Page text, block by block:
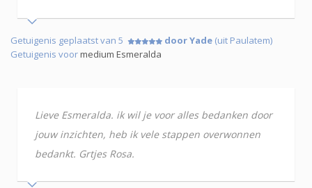
Getuigenis geplaatst van 5 door Yade (uit Paulatem)
Getuigenis voormedium Esmeralda
Lieve Esmeralda. ik wil je voor alles bedanken door
jouw inzichten, heb ik vele stappen overwonnen
bedankt. Grtjes Rosa.